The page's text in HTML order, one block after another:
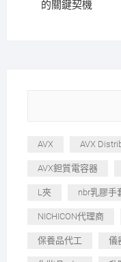
的關鍵契機
AVX AVX
AVX鉭質電容器
L夾 nbr乳膠手
NICHICON代理商
保養品代工 儀